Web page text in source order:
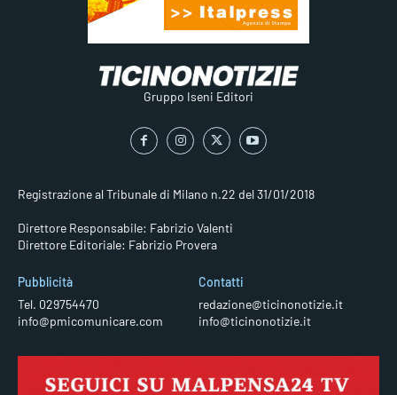
Gruppo Iseni Editori
Registrazione al Tribunale di Milano n.22 del 31/01/2018
Direttore Responsabile: Fabrizio Valenti
Direttore Editoriale: Fabrizio Provera
Pubblicità
Tel. 029754470
info@pmicomunicare.com
Contatti
redazione@ticinonotizie.it
info@ticinonotizie.it